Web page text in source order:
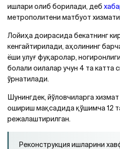
ишлари олиб борилади, деб
метрополитени матбуот
Лойиҳа доирасида бекатнинг
кенгайтирилади, аҳолининг
ёши улуғ фуқаролар,
болали оилалар учун 4 та катта
ўрнатилади.
Шунингдек, йўловчиларга
ошириш мақсадида қўшимча 12
режалаштирилган.
Реконструкция ишларини